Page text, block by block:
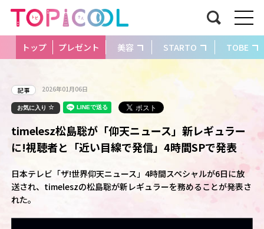
トップ プレゼント 美容 STARTO TOBE
記事 2026年01月06日
お気に入り
timelesz松島聡が「仰天ニュース」新レギュラー
に!視聴者と「近い目線で発信」4時間SPで発表
日本テレビ「ザ!世界仰天ニュース」4時間スペシャルが6日に放
送され、timeleszの松島聡が新レギュラーを務めることが発表さ
れた。